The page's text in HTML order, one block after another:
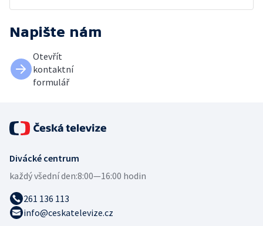
Napište nám
Otevřít
kontaktní
formulář
Divácké centrum
každý všední den:8:00—16:00 hodin
261 136 113
info@ceskatelevize.cz